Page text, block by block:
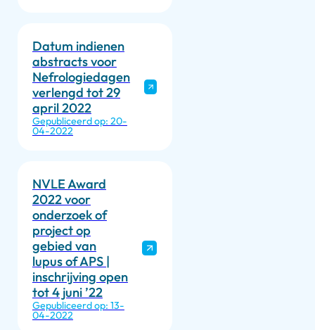
Datum indienen
abstracts voor
Nefrologiedagen
verlengd tot 29
april 2022
Gepubliceerd op: 20-
04-2022
NVLE Award
2022 voor
onderzoek of
project op
gebied van
lupus of APS |
inschrijving open
tot 4 juni ’22
Gepubliceerd op: 13-
04-2022